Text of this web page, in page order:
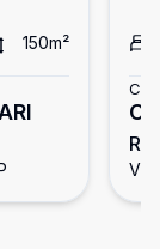
150m²
de